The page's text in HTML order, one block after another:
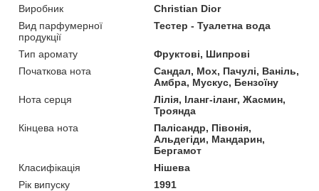
Виробник
Christian Dior
Вид парфумерної
продукції
Тестер - Туалетна вода
Тип аромату
Фруктові, Шипрові
Початкова нота
Сандал, Мох, Пачулі, Ваніль,
Амбра, Мускус, Бензоїну
Нота серця
Лілія, Іланг-іланг, Жасмин,
Троянда
Кінцева нота
Палісандр, Півонія,
Альдегіди, Мандарин,
Бергамот
Класифікація
Нішева
Рік випуску
1991